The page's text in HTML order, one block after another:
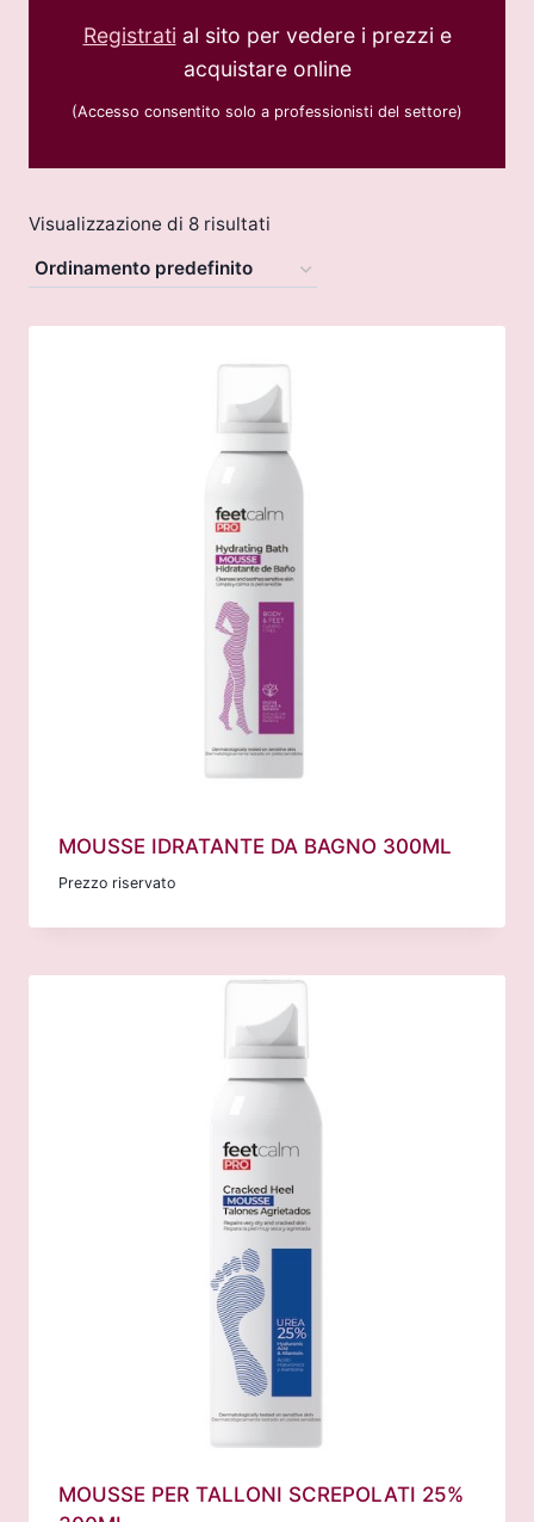
Registrati al sito per vedere i prezzi e
acquistare online
(Accesso consentito solo a professionisti del settore)
Visualizzazione di 8 risultati
MOUSSE IDRATANTE DA BAGNO 300ML
Prezzo riservato
MOUSSE PER TALLONI SCREPOLATI 25%